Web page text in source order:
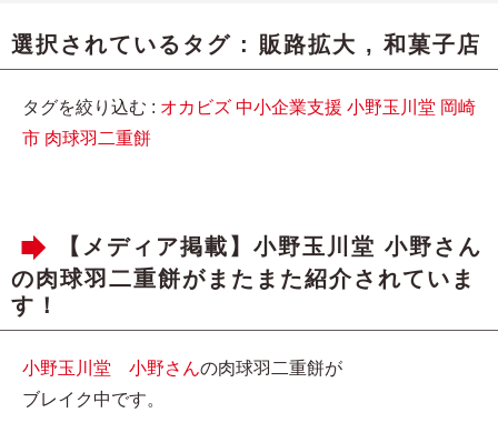
選択されているタグ : 販路拡大 , 和菓子店
タグを絞り込む : オカビズ 中小企業支援 小野玉川堂 岡崎
市 肉球羽二重餅
【メディア掲載】小野玉川堂 小野さん
の肉球羽二重餅がまたまた紹介されていま
す！
小野玉川堂 小野さんの肉球羽二重餅が
ブレイク中です。